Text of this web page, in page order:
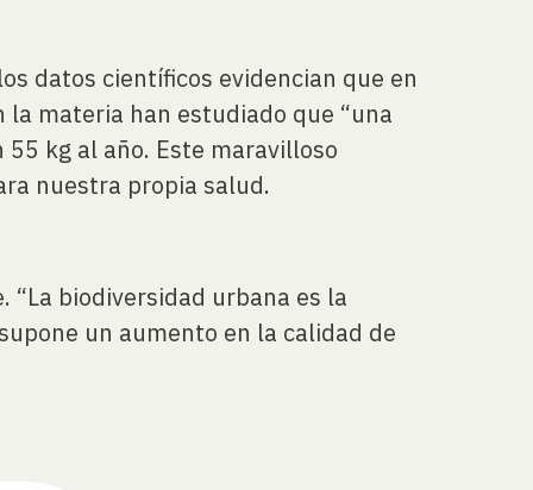
datos científicos evidencian que en
materia han estudiado que “una
kg al año. Este maravilloso
nuestra propia salud.
biodiversidad urbana es la
un aumento en la calidad de